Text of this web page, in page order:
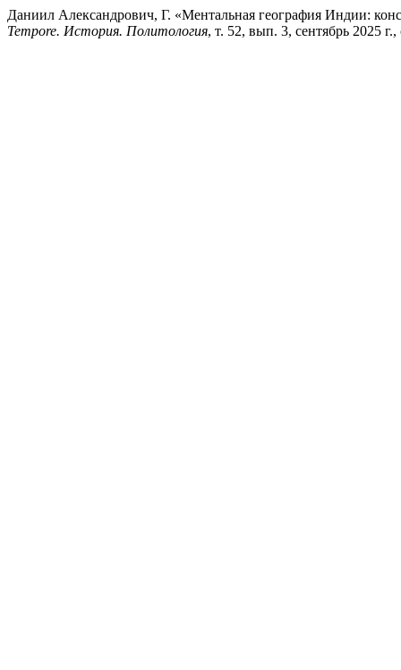
Даниил Александрович, Г. «Ментальная география Индии:
Tempore. История. Политология, т. 52, вып. 3, сентябрь 2025